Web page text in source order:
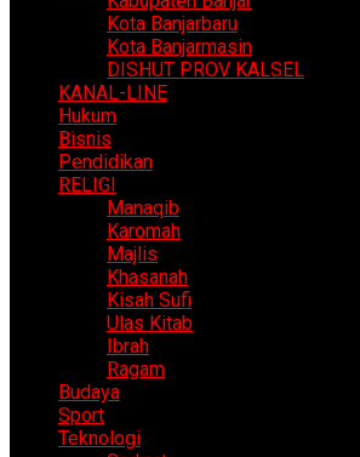
Kota Banjarbaru
Kota Banjarmasin
DISHUT PROV KALSEL
KANAL-LINE
Hukum
Bisnis
Pendidikan
RELIGI
Manaqib
Karomah
Majlis
Khasanah
Kisah Sufi
Ulas Kitab
Ibrah
Ragam
Budaya
Sport
Teknologi